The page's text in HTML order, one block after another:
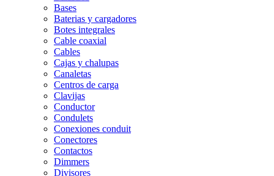
Bases
Baterias y cargadores
Botes integrales
Cable coaxial
Cables
Cajas y chalupas
Canaletas
Centros de carga
Clavijas
Conductor
Condulets
Conexiones conduit
Conectores
Contactos
Dimmers
Divisores